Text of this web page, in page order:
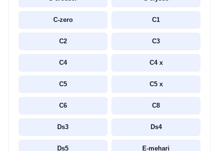
C-zero C1
C2 C3
C4 C4 x
C5 C5 x
C6 C8
Ds3 Ds4
Ds5 E-mehari